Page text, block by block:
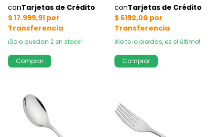
¡Solo quedan 2en stock! ¡No te lo pierdas, es el último!